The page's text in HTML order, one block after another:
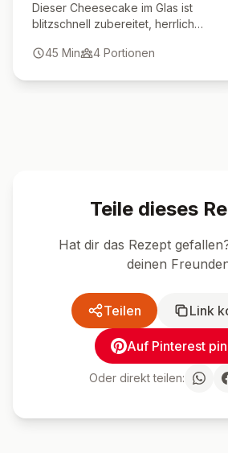
Dieser Cheesecake im Glas ist
blitzschnell zubereitet, herrlich
Backofen aus – ein echter Dessert-
45 Min 4 Portionen
Teile dieses
Hat dir das Rezept
deinen
Teilen Link
Auf Pinterest
Oder direkt teilen: